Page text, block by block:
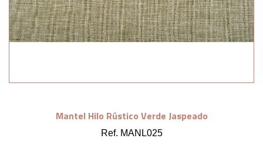
Mantel Hilo Rústico Verde Jaspeado
Ref. MANL025